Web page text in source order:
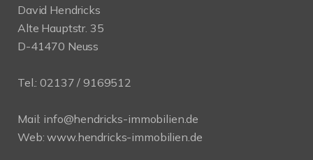
David Hendricks
Alte Hauptstr. 35
D-41470 Neuss
Tel.: 02137 / 9169512
Mail: info@hendricks-immobilien.de
Web:www.hendricks-immobilien.de